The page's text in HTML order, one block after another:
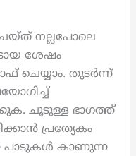
നല്ലപോലെ
ശേഷം
ചെയ്യാം. തുടർന്ന്
ചൂടുള്ള ഭാഗത്ത്
പ്രത്യേകം
പാടുകൾ കാണുന്ന